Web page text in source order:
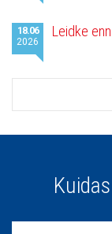
18.06
2026
Leidke